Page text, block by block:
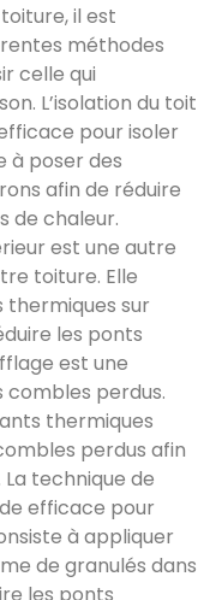
il est
méthodes
celle qui
L’isolation du toit
pour isoler
à poser des
afin de réduire
de chaleur.
est une autre
toiture. Elle
thermiques sur
les ponts
est une
perdus.
thermiques
perdus afin
technique de
efficace pour
à appliquer
de granulés dans
les ponts